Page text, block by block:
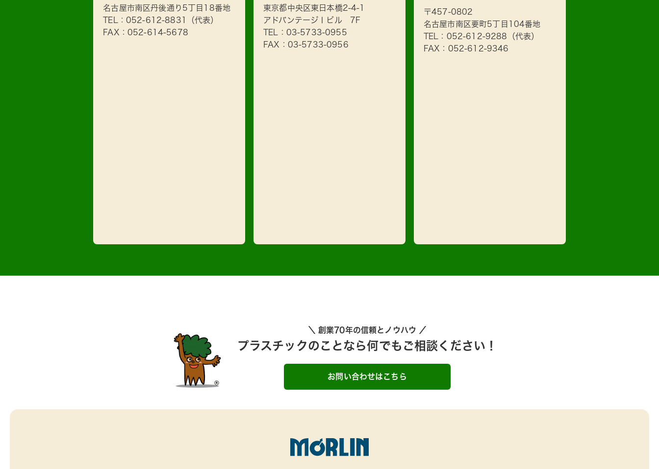
名古屋市南区丹後通り5丁目18番地
TEL： 052-612-8831
（代表）
FAX：052-614-5678
東京都中央区東日本橋2-4-1
アドバンテージⅠビル 7F
TEL： 03-5733-0955
FAX：03-5733-0956
〒457-0802
名古屋市南区要町5丁目104番地
TEL： 052-612-9288 （代表）
FAX：052-612-9346
＼ 創業70年の信頼とノウハウ ／
プラスチックのことなら何でも ご相談ください！
お問い合わせはこちら